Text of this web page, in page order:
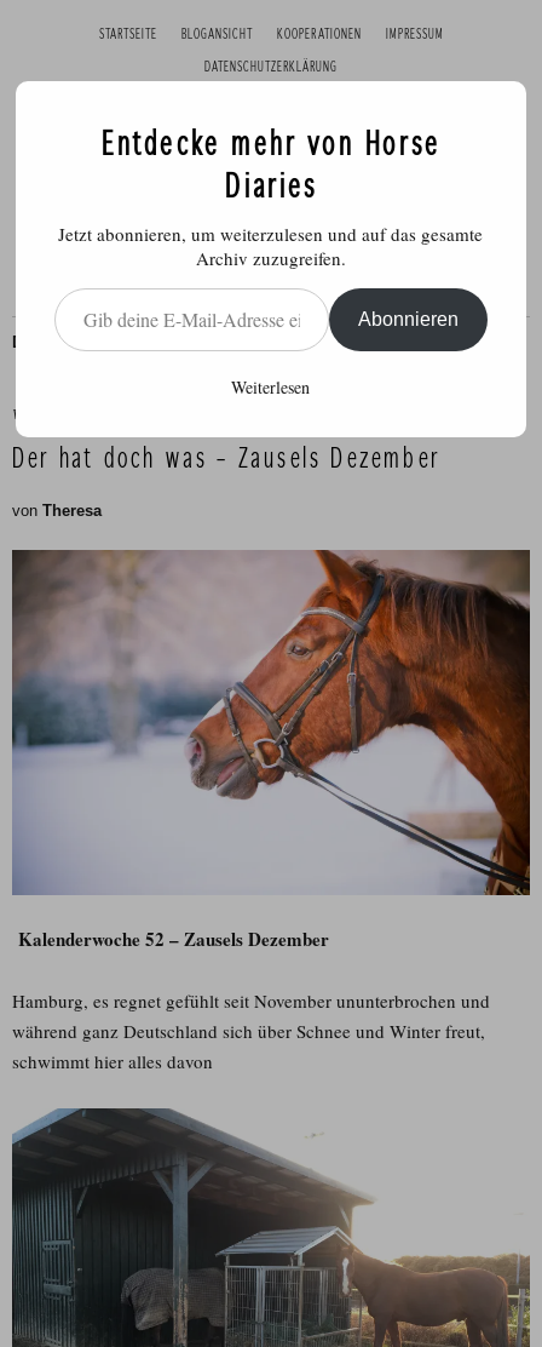
STARTSEITE BLOGANSICHT KOOPERATIONEN IMPRESSUM
DATENSCHUTZERKLÄRUNG
DOC ,MONATSBERICHT
Veröffentlicht am
Der hat doch was – Zausels Dezember
von Theresa
Kalenderwoche 52 – Zausels Dezember
Hamburg, es regnet gefühlt seit November ununterbrochen und
während ganz Deutschland sich über Schnee und Winter freut,
schwimmt hier alles davon
Entdecke mehr von Horse
Diaries
Jetzt abonnieren, um weiterzulesen und auf das gesamte
Archiv zuzugreifen.
Gib deine E-Mail-Adresse ein ...
Abonnieren
Weiterlesen